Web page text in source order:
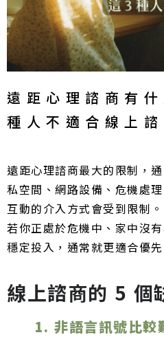
遠距心理諮商有
種人不適合線上諮
遠距心理諮商最大的限制，
私空間、網路設備、危機處
互動的介入方式會受到限制。
若你正處於危機中、家中沒
穩定投入，通常就更適合優
線上諮商的 5 個
1. 非語言訊號比較